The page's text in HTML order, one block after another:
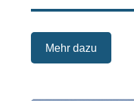
Mehr dazu